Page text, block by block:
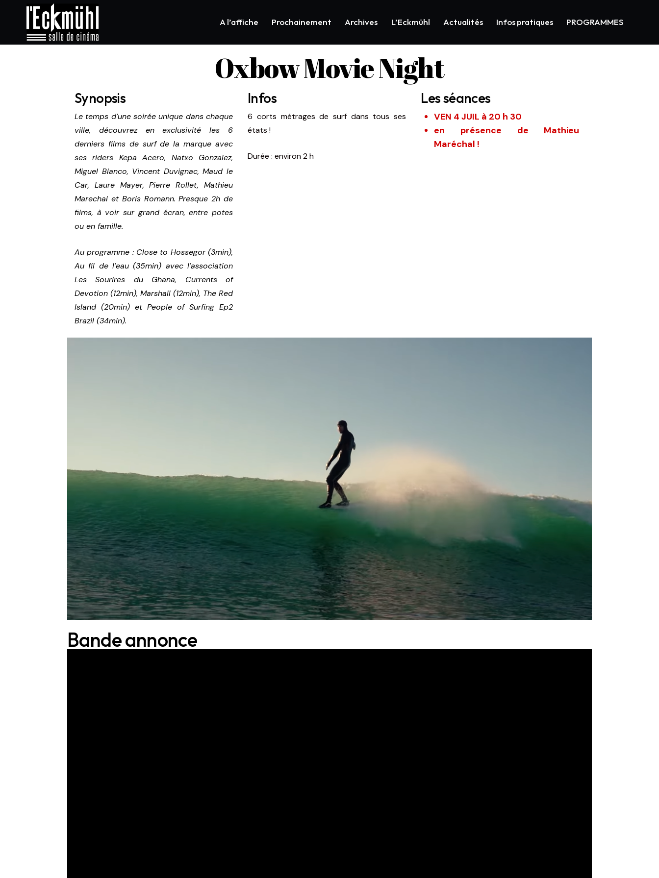
A l’affiche Prochainement Archives L’Eckmühl Actualités Infos pratiques PROGRAMMES
Oxbow Movie Night
Synopsis
Le temps d’une soirée unique dans chaque
ville, découvrez en exclusivité les 6
derniers films de surf de la marque avec
ses riders Kepa Acero, Natxo Gonzalez,
Miguel Blanco, Vincent Duvignac, Maud le
Car, Laure Mayer, Pierre Rollet, Mathieu
Marechal et Boris Romann. Presque 2h de
films, à voir sur grand écran, entre potes
ou en famille.
Au programme : Close to Hossegor (3min),
Au fil de l’eau (35min) avec l’association
Les Sourires du Ghana, Currents of
Devotion (12min), Marshall (12min), The Red
Island (20min) et People of Surfing Ep2
Brazil (34min).
Infos
6 corts métrages de surf dans tous ses
états !
Durée : environ 2 h
Les séances
VEN 4 JUIL à 20 h 30
en présence de Mathieu
Maréchal !
Bande annonce